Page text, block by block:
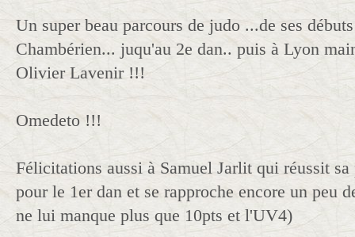
Un super beau parcours de judo ...de ses
Chambérien... juqu'au 2e dan.. puis à Lyon
Olivier Lavenir !!!
Omedeto !!!
Félicitations aussi à Samuel Jarlit qui réussit
pour le 1er dan et se rapproche encore un peu
ne lui manque plus que 10pts et l'UV4)